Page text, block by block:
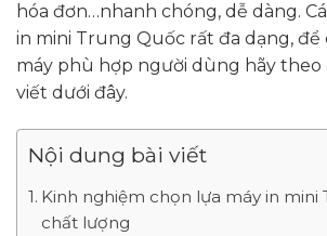
hóa đơn…nhanh chóng, dễ dàng.
in mini Trung Quốc rất đa dạng,
máy phù hợp người dùng hãy theo
viết dưới đây.
Nội dung bài viết
Kinh nghiệm chọn lựa máy in mini
chất lượng